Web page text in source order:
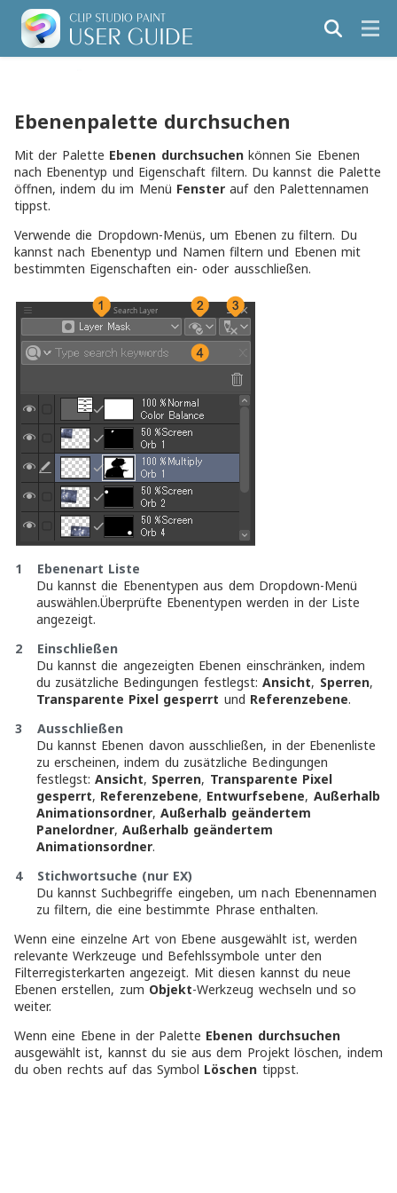
Ebenenpalette durchsuchen
Mit der Palette Ebenen durchsuchenkönnen Sie Ebenen
nach Ebenentyp und Eigenschaft filtern. Du kannst die Palette
öffnen, indem du im Menü Fenster auf den Palettennamen
tippst.
Verwende die Dropdown-Menüs, um Ebenen zu filtern. Du
kannst nach Ebenentyp und Namen filtern und Ebenen mit
bestimmten Eigenschaften ein- oder ausschließen.
1 Ebenenart Liste
Du kannst die Ebenentypen aus dem Dropdown-Menü
auswählen.Überprüfte Ebenentypen werden in der Liste
angezeigt.
2 Einschließen
Du kannst die angezeigten Ebenen einschränken, indem
du zusätzliche Bedingungen festlegst:Ansicht, Sperren,
Transparente Pixel gesperrt und Referenzebene.
3 Ausschließen
Du kannst Ebenen davon ausschließen, in der Ebenenliste
zu erscheinen, indem du zusätzliche Bedingungen
festlegst: Ansicht, Sperren, Transparente Pixel
gesperrt, Referenzebene, Entwurfsebene, Außerhalb
Animationsordner, Außerhalb geändertem
Panelordner, Außerhalb geändertem
Animationsordner.
4 Stichwortsuche (nur EX)
Du kannst Suchbegriffe eingeben, um nach Ebenennamen
zu filtern, die eine bestimmte Phrase enthalten.
Wenn eine einzelne Art von Ebene ausgewählt ist, werden
relevante Werkzeuge und Befehlssymbole unter den
Filterregisterkarten angezeigt. Mit diesen kannst du neue
Ebenen erstellen, zum Objekt-Werkzeug wechseln und so
weiter.
Wenn eine Ebene in der Palette Ebenen durchsuchen
ausgewählt ist, kannst du sie aus dem Projekt löschen, indem
du oben rechts auf das Symbol Löschen tippst.